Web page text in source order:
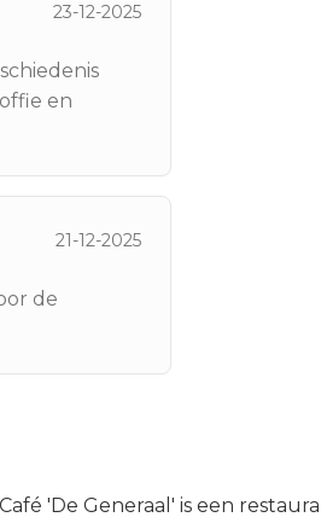
23-12-2025
en
21-12-2025
de
'De Generaal' is een